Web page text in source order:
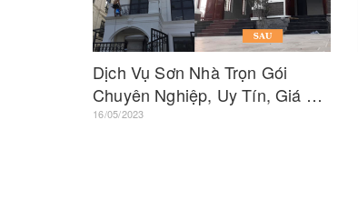
Dịch Vụ Sơn Nhà Trọn Gói
Chuyên Nghiệp, Uy Tín, Giá Rẻ
Khu Vực TP.HCM
16/05/2023